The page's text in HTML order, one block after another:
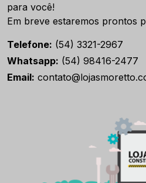
para você!
Em breve estaremos prontos
Telefone: (54) 3321-2967
Whatsapp: (54) 98416-2477
Email: